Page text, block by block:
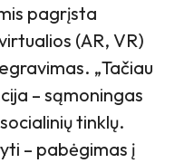
pagrįsta
(AR, VR)
„Tačiau
– sąmoningas
tinklų.
– pabėgimas į